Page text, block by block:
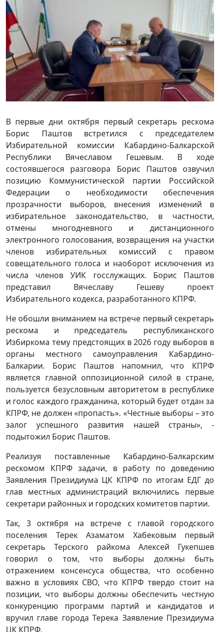
В первые дни октября первый секретарь рескома
Борис Паштов встретился с председателем
Избирательной комиссии Кабардино-Балкарской
Республики Вячеславом Гешевым. В ходе
состоявшегося разговора Борис Паштов озвучил
позицию Коммунистической партии Российской
Федерации о необходимости обеспечения
прозрачности выборов, внесения изменений в
избирательное законодательство, в частности,
отмены многодневного и дистанционного
электронного голосования, возвращения на участки
членов избирательных комиссий с правом
совещательного голоса и наоборот исключения из
числа членов УИК госслужащих. Борис Паштов
представил Вячеславу Гешеву проект
Избирательного кодекса, разработанного КПРФ.
Не обошли вниманием на встрече первый секретарь
рескома и председатель республиканского
Избиркома тему предстоящих в 2026 году выборов в
органы местного самоуправления Кабардино-
Балкарии. Борис Паштов напомнил, что КПРФ
является главной оппозиционной силой в стране,
пользуется безусловным авторитетом в республике
и голос каждого гражданина, который будет отдан за
КПРФ, не должен «пропасть». «Честные выборы – это
залог успешного развития нашей страны», -
подытожил Борис Паштов.
Реализуя поставленные Кабардино-Балкарским
рескомом КПРФ задачи, в работу по доведению
Заявления Президиума ЦК КПРФ по итогам ЕДГ до
глав местных администраций включились первые
секретари районных и городских комитетов партии.
Так, 3 октября на встрече с главой городского
поселения Терек Азаматом Хабековым первый
секретарь Терского райкома Алексей Гукепшев
говорил о том, что выборы должны быть
отражением консенсуса общества, что особенно
важно в условиях СВО, что КПРФ твердо стоит на
позиции, что выборы должны обеспечить честную
конкуренцию программ партий и кандидатов и
вручил главе города Терека Заявление Президиума
ЦК КПРФ.